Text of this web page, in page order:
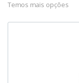
Temos mais opções